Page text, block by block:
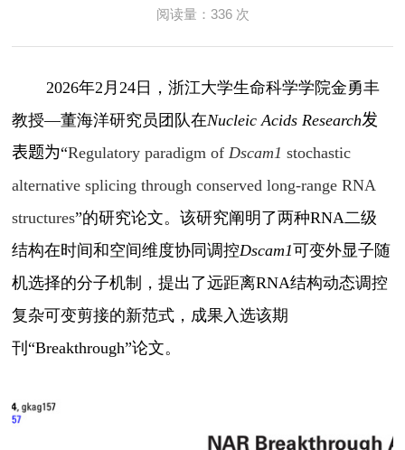
阅读量： 336 次
2026年2 月 24日，浙江大学生命科学学院金勇丰
教授—董海洋研究员团队在Nucleic Acids Research发
表题为“Regulatory paradigm of Dscam1 stochastic
alternative splicing through conserved long-range RNA
structures”的研究论文。该研究阐明了两种RNA二级
结构在时间和空间维度协同调控Dscam1可变外显子随
机选择的分子机制，提出了远距离RNA结构动态调控
复杂可变剪接的新范式，成果入选该期
刊“Breakthrough”论文。